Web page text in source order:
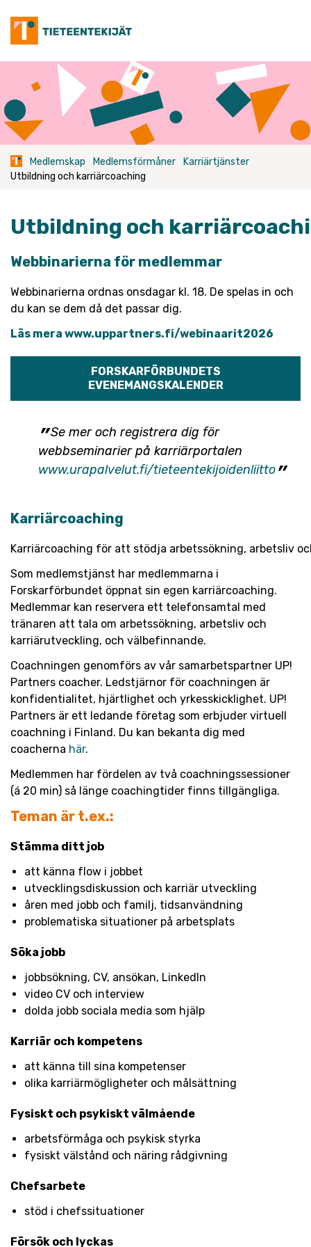
content
Medlemskap Medlemsförmåner
Karriärtjänster
Utbildning och karriärcoaching
Utbildning och
Webbinarierna för medlemmar
Webbinarierna ordnas onsdagar kl. 18. De spelas in och
du kan se dem då det passar dig.
Läs mera www.uppartners.fi/webinaarit2026
FORSKARFÖRBUNDETS
EVENEMANGSKALENDER
Se mer och registrera dig för
webbseminarier på karriärportalen
www.urapalvelut.fi/tieteentekijoidenliitto
Karriärcoaching
Karriärcoaching för att stödja arbetssökning, arbetsliv
Som medlemstjänst har medlemmarna i
Forskarförbundet öppnat sin egen karriärcoaching.
Medlemmar kan reservera ett telefonsamtal med
tränaren att tala om arbetssökning, arbetsliv och
karriärutveckling, och välbefinnande.
Coachningen genomförs av vår samarbetspartner UP!
Partners coacher. Ledstjärnor för coachningen är
konfidentialitet, hjärtlighet och yrkesskicklighet. UP!
Partners är ett ledande företag som erbjuder virtuell
coachning i Finland. Du kan bekanta dig med
coacherna här.
Medlemmen har fördelen av två coachningssessioner
(á 20 min) så länge coachingtider finns tillgängliga.
Teman är t.ex.:
Stämma ditt job
att känna flow i jobbet
utvecklingsdiskussion och karriär utveckling
åren med jobb och familj, tidsanvändning
problematiska situationer på arbetsplats
Söka jobb
jobbsökning, CV, ansökan, LinkedIn
video CV och interview
dolda jobb sociala media som hjälp
Karriär och kompetens
att känna till sina kompetenser
olika karriärmögligheter och målsättning
Fysiskt och psykiskt välmående
arbetsförmåga och psykisk styrka
fysiskt välstånd och näring rådgivning
Chefsarbete
stöd i chefssituationer
Försök och lyckas